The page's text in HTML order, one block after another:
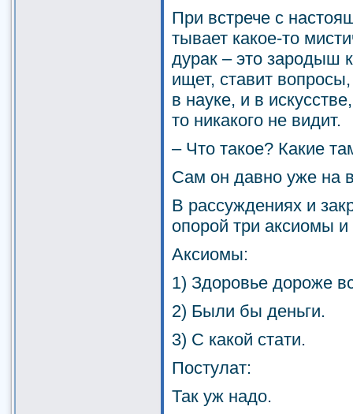
При встрече с
тывает какое-то
дурак – это зародыш
ищет, ставит
в науке, и в
то никакого не видит.
– Что такое? Какие
Сам он давно уже на
В рассуждениях и
опорой три аксиомы и
Аксиомы:
1) Здоровье дороже
2) Были бы деньги.
3) С какой стати.
Постулат:
Так уж надо.